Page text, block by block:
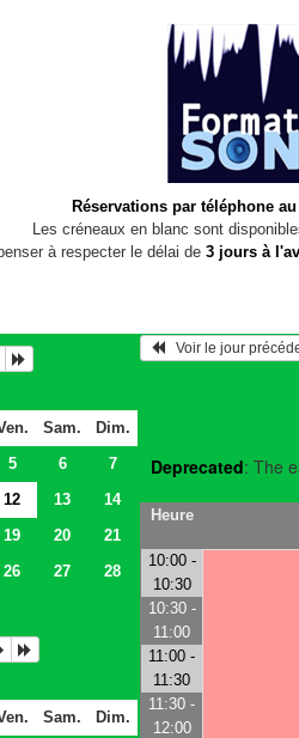
Réservations par téléphone au
Les créneaux en blanc sont
à respecter le délai de 3 jours à
Sam.
Dim.
5 6
7
12 13
14
19 20
21
26 27
28
Sam.
Dim.
Voir le jour
Deprecated: The
Heure
10:00 -
10:30
10:30 -
11:00
11:00 -
11:30
11:30 -
12:00